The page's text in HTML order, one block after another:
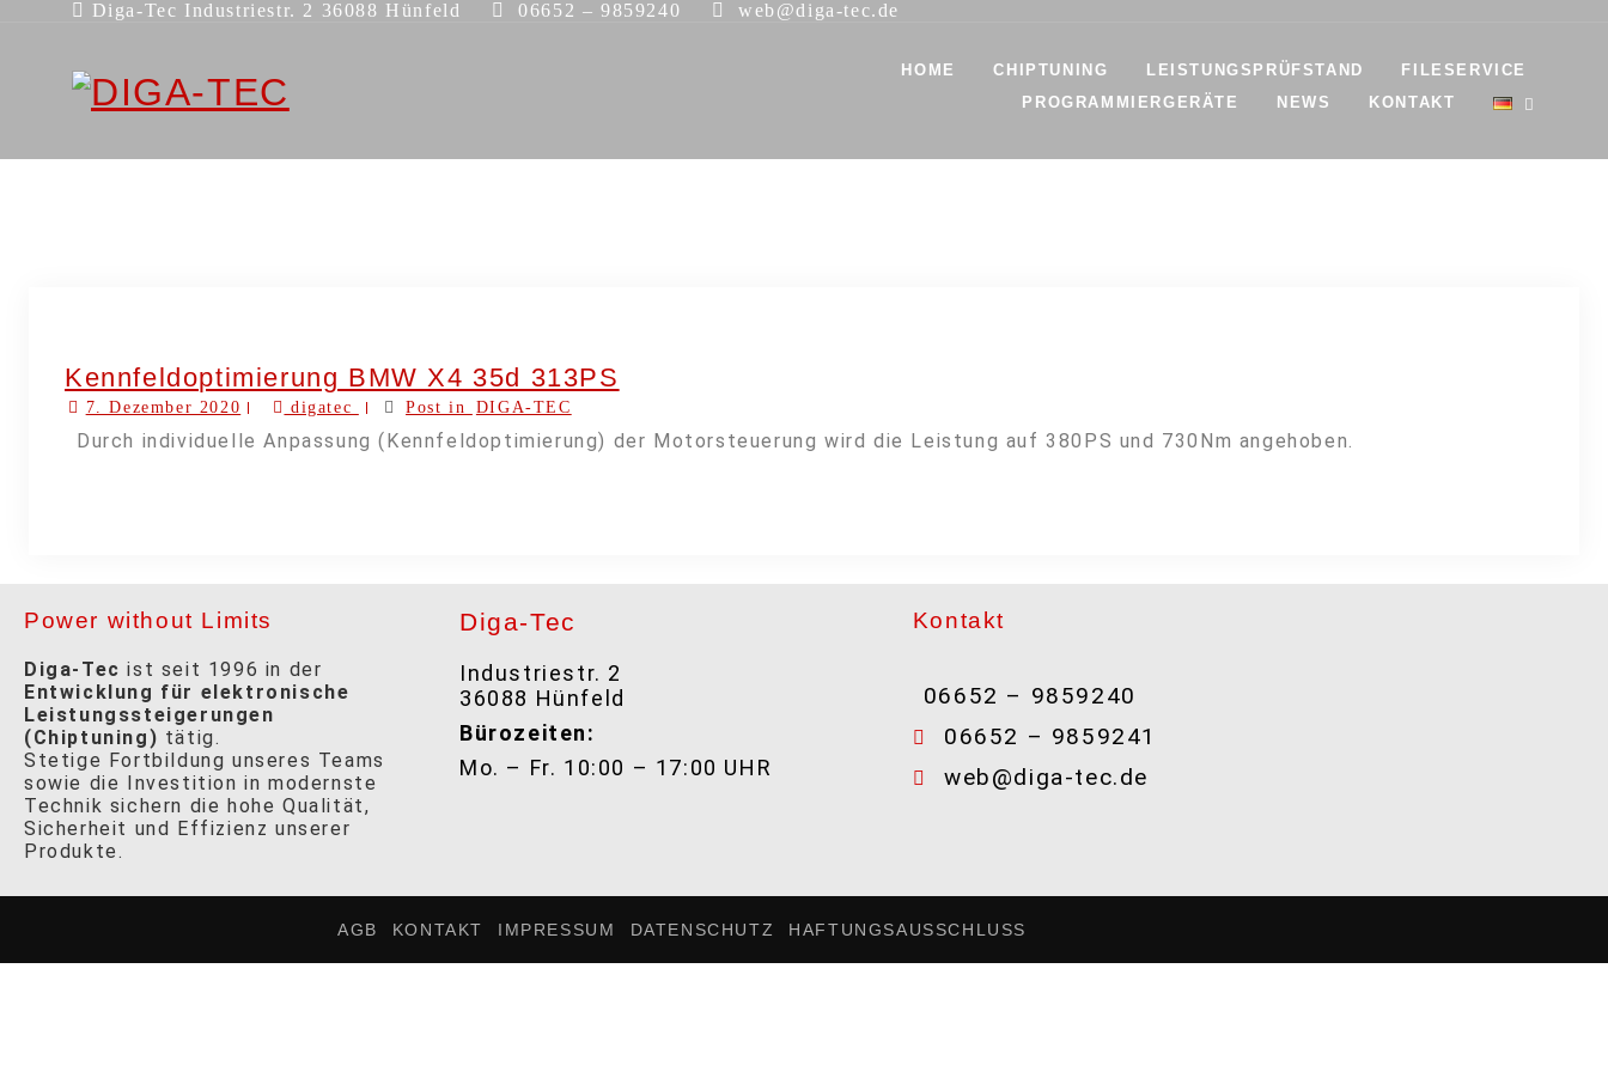
Diga-Tec Industriestr. 2 36088 Hünfeld 06652 – 9859240 web@diga-tec.de
HOME CHIPTUNING LEISTUNGSPRÜFSTAND
FILESERVICE
PROGRAMMIERGERÄTE
NEWS KONTAKT
Kennfeldoptimierung BMW X4 35d 313PS
7. Dezember 2020 digatec Post in DIGA-TEC
Durch individuelle Anpassung (Kennfeldoptimierung) der Motorsteuerung wird die Leistung auf 380PS und 730Nm angehoben.
Power without Limits
Diga-Tec ist seit 1996 in der
Entwicklung für elektronische
Leistungssteigerungen
(Chiptuning) tätig.
Stetige Fortbildung unseres Teams
sowie die Investition in modernste
Technik sichern die hohe Qualität,
Sicherheit und Effizienz unserer
Produkte.
Diga-Tec
Industriestr. 2
36088 Hünfeld
Bürozeiten:
Mo. – Fr. 10:00 – 17:00 UHR
Kontakt
06652 – 9859240
06652 – 9859241
web@diga-tec.de
AGB KONTAKT IMPRESSUM DATENSCHUTZ HAFTUNGSAUSSCHLUSS